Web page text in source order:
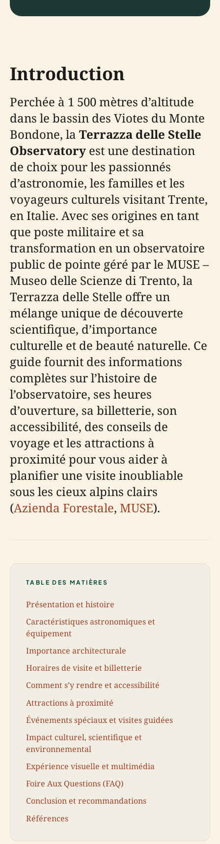
Introduction
Perchée à 1 500 mètres d’altitude
dans le bassin des Viotes du Monte
Bondone, la Terrazza delle Stelle
Observatory est une destination
de choix pour les passionnés
d’astronomie, les familles et les
voyageurs culturels visitant Trente,
en Italie. Avec ses origines en tant
que poste militaire et sa
transformation en un observatoire
public de pointe géré par le MUSE –
Museo delle Scienze di Trento, la
Terrazza delle Stelle offre un
mélange unique de découverte
scientifique, d’importance
culturelle et de beauté naturelle. Ce
guide fournit des informations
complètes sur l’histoire de
l’observatoire, ses heures
d’ouverture, sa billetterie, son
accessibilité, des conseils de
voyage et les attractions à
proximité pour vous aider à
planifier une visite inoubliable
sous les cieux alpins clairs
(Azienda Forestale, MUSE).
TABLE DES MATIÈRES
Présentation et histoire
Caractéristiques astronomiques et
équipement
Importance architecturale
Horaires de visite et billetterie
Comment s’y rendre et accessibilité
Attractions à proximité
Événements spéciaux et visites guidées
Impact culturel, scientifique et
environnemental
Expérience visuelle et multimédia
Foire Aux Questions (FAQ)
Conclusion et recommandations
Références